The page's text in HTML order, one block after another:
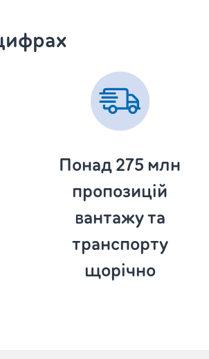
Понад 275 млн
пропозицій
вантажу та
транспорту
щорічно